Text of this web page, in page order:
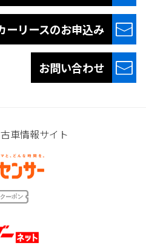
ーリースのお申込み
お問い合わせ
車情報サイト